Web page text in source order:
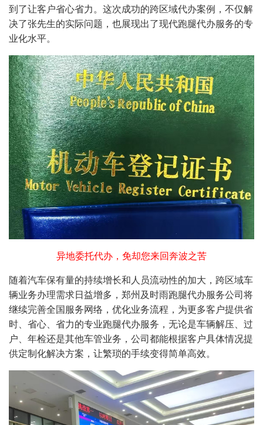
到了让客户省心省力。这次成功的跨区域代办案例，不仅解
决了张先生的实际问题，也展现出了现代跑腿代办服务的专
业化水平。
异地委托代办，免却您来回奔波之苦
随着汽车保有量的持续增长和人员流动性的加大，跨区域车
辆业务办理需求日益增多，郑州及时雨跑腿代办服务公司将
继续完善全国服务网络，优化业务流程，为更多客户提供省
时、省心、省力的专业跑腿代办服务，无论是车辆解压、过
户、年检还是其他车管业务，公司都能根据客户具体情况提
供定制化解决方案，让繁琐的手续变得简单高效。